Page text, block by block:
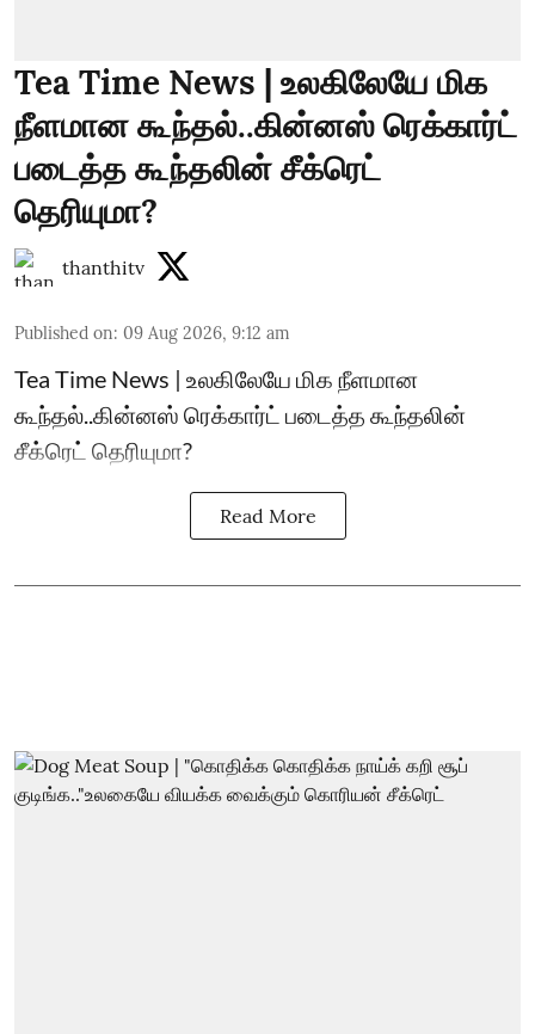
Tea Time News | உலகிலேயே மிக
நீளமான கூந்தல்..கின்னஸ் ரெக்கார்ட்
படைத்த கூந்தலின் சீக்ரெட்
தெரியுமா?
thanthitv
Published on: 09 Aug 2026, 9:12 am
Tea Time News | உலகிலேயே மிக நீளமான
கூந்தல்..கின்னஸ் ரெக்கார்ட் படைத்த கூந்தலின்
சீக்ரெட் தெரியுமா?
Read More